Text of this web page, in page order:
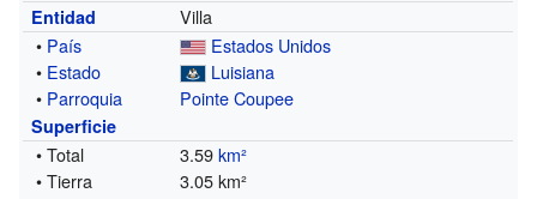
Entidad
Villa
• País
Estados Unidos
• Estado
Luisiana
• Parroquia Pointe Coupee
Superficie
• Total 3.59km²
• Tierra
3.05 km²